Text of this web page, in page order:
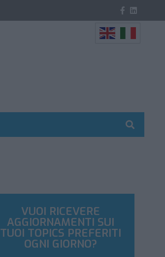
VUOI RICEVERE
AGGIORNAMENTI SUI
TUOI TOPICS PREFERITI
OGNI GIORNO?